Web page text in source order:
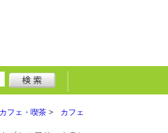
カフェ・喫茶 カフェ